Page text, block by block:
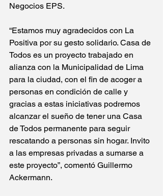
Negocios EPS.
“Estamos muy agradecidos con La
Positiva por su gesto solidario. Casa de
Todos es un proyecto trabajado en
alianza con la Municipalidad de Lima
para la ciudad, con el fin de acoger a
personas en condición de calle y
gracias a estas iniciativas podremos
alcanzar el sueño de tener una Casa
de Todos permanente para seguir
rescatando a personas sin hogar. Invito
a las empresas privadas a sumarse a
este proyecto”, comentó Guillermo
Ackermann.